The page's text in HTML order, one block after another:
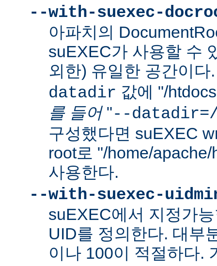
--with-suexec-
아파치의
suEXEC가 사용할 수
외한) 유일한 공간이
datadir 값에 "/
를 들어"--datadir=/
구성했다면 suEXEC
root로 "/home/
사용한다.
--with-suexec-
suEXEC에서 지정가
UID를 정의한다. 대부
이나 100이 적절하다.